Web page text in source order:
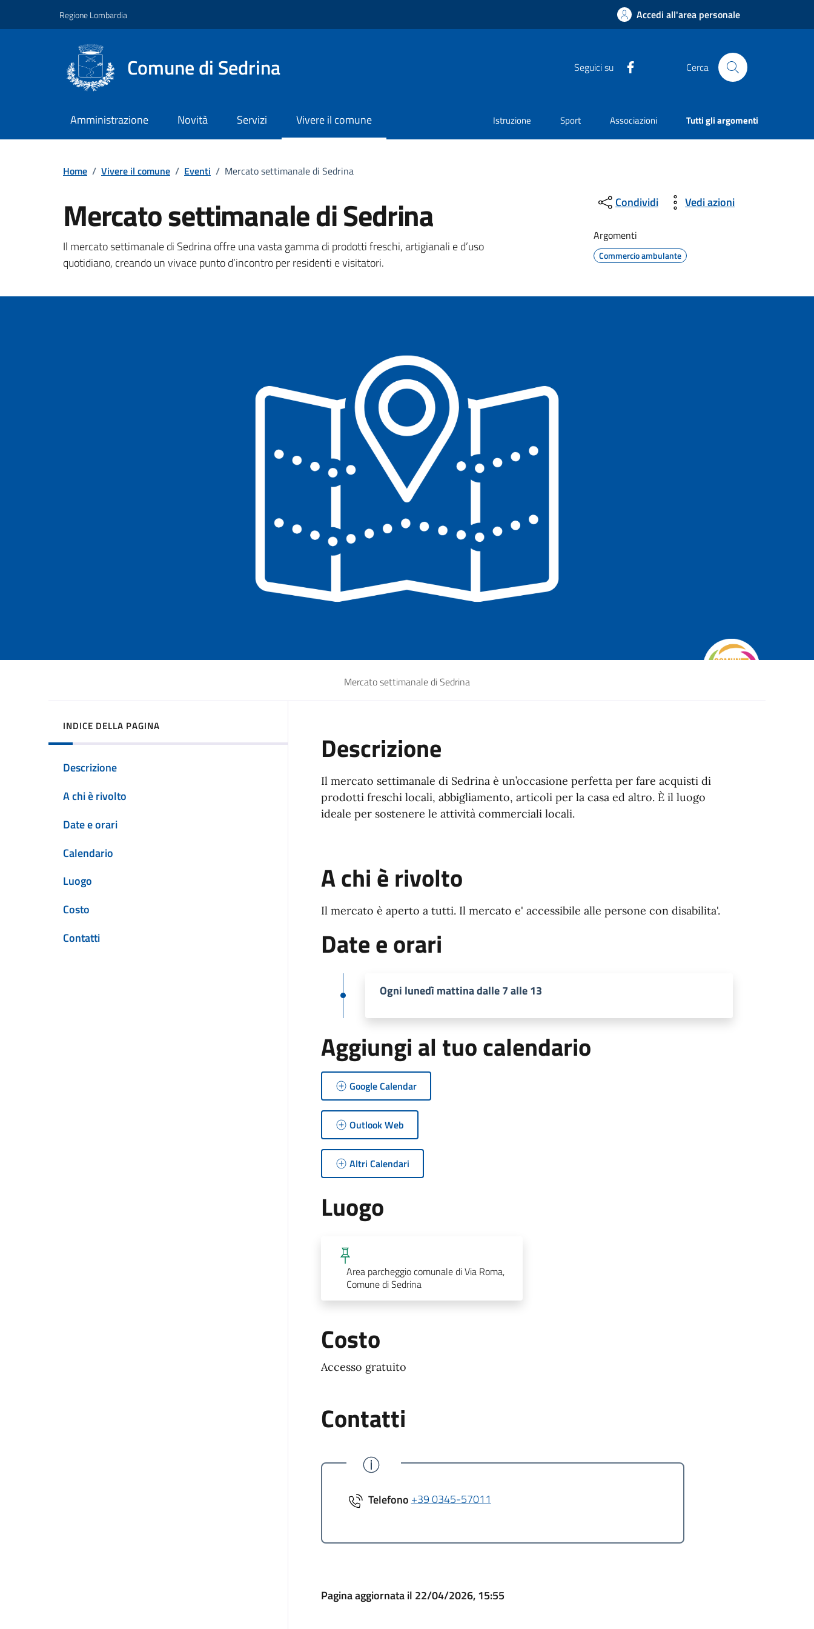
Regione Lombardia Accedi all'area personale
Comune di Sedrina Seguici su Cerca
Amministrazione Novità Servizi Vivere il comune Istruzione Sport Associazioni Tutti gli argomenti
Home / Vivere il comune / Eventi / Mercato settimanale di Sedrina
Mercato settimanale di Sedrina
Dettagli della notizia
Il mercato settimanale di Sedrina offre una vasta gamma di prodotti freschi, artigianali e d’uso
quotidiano, creando un vivace punto d’incontro per residenti e visitatori.
Condividi Vedi azioni
Argomenti
Commercio ambulante
Mercato settimanale di Sedrina
INDICE DELLA PAGINA
Descrizione
A chi è rivolto
Date e orari
Calendario
Luogo
Costo
Contatti
Descrizione
Il mercato settimanale di Sedrina è un’occasione perfetta per fare acquisti di
prodotti freschi locali, abbigliamento, articoli per la casa ed altro. È il luogo
ideale per sostenere le attività commerciali locali.
A chi è rivolto
Il mercato è aperto a tutti. Il mercato e' accessibile alle persone con disabilita'.
Date e orari
Ogni lunedì mattina dalle 7 alle 13
Aggiungi al tuo calendario
Google Calendar
Outlook Web
Altri Calendari
Luogo
Area parcheggio comunale di Via Roma,
Comune di Sedrina
Costo
Accesso gratuito
Contatti
Telefono+39 0345-57011
Pagina aggiornata il 22/04/2026, 15:55